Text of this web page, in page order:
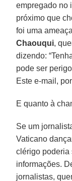
empregado no
próximo que
foi uma
Chaouqui,
dizendo:
pode ser
Este e-mail,
E quanto à
Se um
Vaticano
clérigo poderia
informações.
jornalistas,